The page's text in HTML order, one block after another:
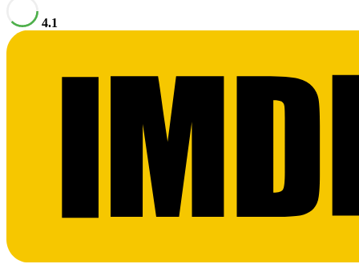
4.1